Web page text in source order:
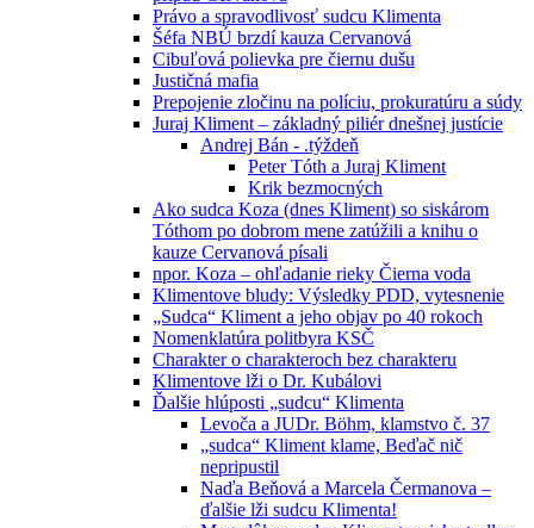
Právo a spravodlivosť sudcu Klimenta
Šéfa NBÚ brzdí kauza Cervanová
Cibuľová polievka pre čiernu dušu
Justičná mafia
Prepojenie zločinu na políciu, prokuratúru a súdy
Juraj Kliment – základný piliér dnešnej justície
Andrej Bán - .týždeň
Peter Tóth a Juraj Kliment
Krik bezmocných
Ako sudca Koza (dnes Kliment) so siskárom
Tóthom po dobrom mene zatúžili a knihu o
kauze Cervanová písali
npor. Koza – ohľadanie rieky Čierna voda
Klimentove bludy: Výsledky PDD, vytesnenie
„Sudca“ Kliment a jeho objav po 40 rokoch
Nomenklatúra politbyra KSČ
Charakter o charakteroch bez charakteru
Klimentove lži o Dr. Kubálovi
Ďalšie hlúposti „sudcu“ Klimenta
Levoča a JUDr. Böhm, klamstvo č. 37
„sudca“ Kliment klame, Beďač nič
nepripustil
Naďa Beňová a Marcela Čermanova –
ďalšie lži sudcu Klimenta!